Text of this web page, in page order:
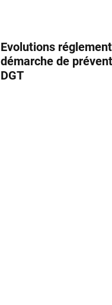
Evolutions
démarche de
DGT